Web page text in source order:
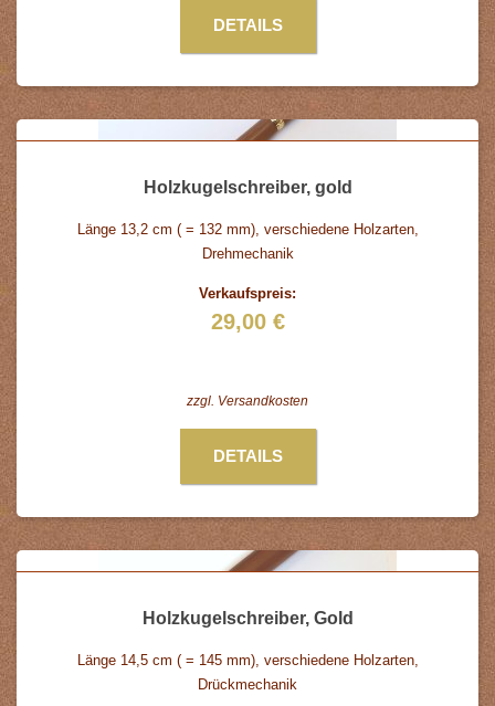
DETAILS
Holzkugelschreiber, gold
Länge 13,2 cm ( = 132 mm), verschiedene Holzarten,
Drehmechanik
Verkaufspreis:
29,00 €
zzgl. Versandkosten
DETAILS
Holzkugelschreiber, Gold
Länge 14,5 cm ( = 145 mm), verschiedene Holzarten,
Drückmechanik